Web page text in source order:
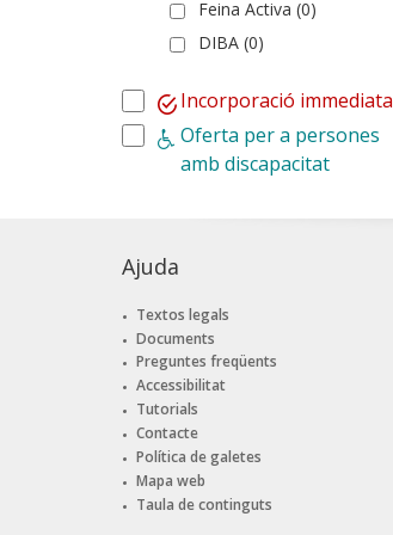
Feina Activa (0)
DIBA (0)
Incorporació immediata
Oferta per a persones
amb discapacitat
Ajuda
Textos legals
Documents
Preguntes freqüents
Accessibilitat
Tutorials
Contacte
Política de galetes
Mapa web
Taula de continguts